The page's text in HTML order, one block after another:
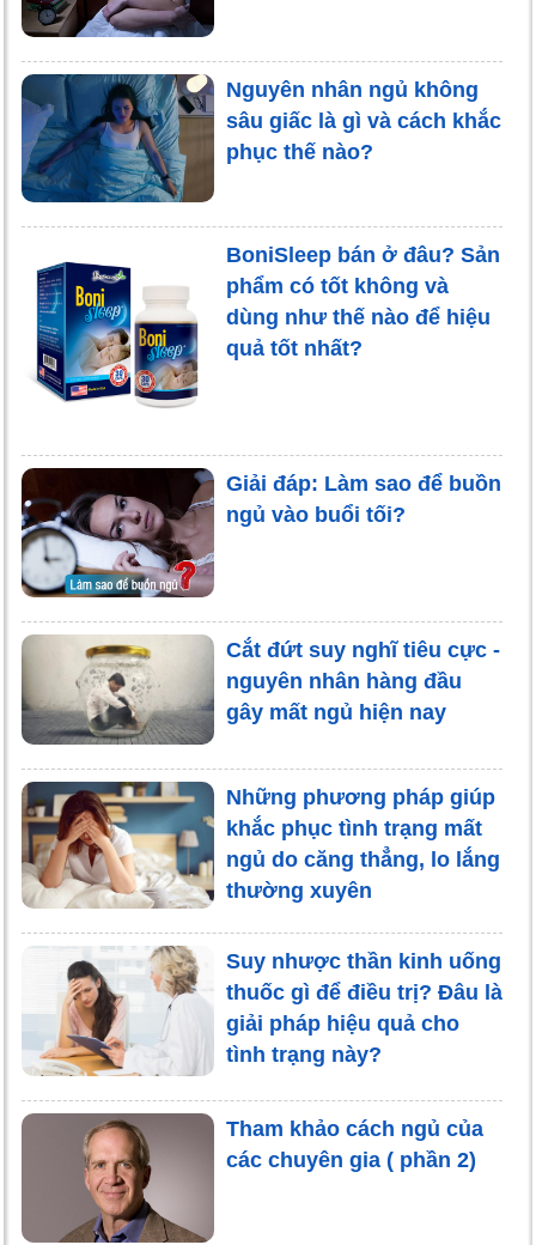
Nguyên nhân ngủ không
sâu giấc là gì và cách khắc
phục thế nào?
BoniSleep bán ở đâu? Sản
phẩm có tốt không và
dùng như thế nào để hiệu
quả tốt nhất?
Giải đáp: Làm sao để buồn
ngủ vào buổi tối?
Cắt đứt suy nghĩ tiêu cực -
nguyên nhân hàng đầu
gây mất ngủ hiện nay
Những phương pháp giúp
khắc phục tình trạng mất
ngủ do căng thẳng, lo lắng
thường xuyên
Suy nhược thần kinh uống
thuốc gì để điều trị? Đâu là
giải pháp hiệu quả cho
tình trạng này?
Tham khảo cách ngủ của
các chuyên gia ( phần 2)